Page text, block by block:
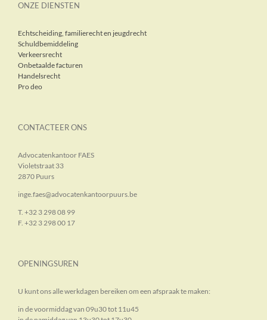
ONZE DIENSTEN
Echtscheiding, familierecht en jeugdrecht
Schuldbemiddeling
Verkeersrecht
Onbetaalde facturen
Handelsrecht
Pro deo
CONTACTEER ONS
Advocatenkantoor FAES
Violetstraat 33
2870 Puurs
inge.faes@advocatenkantoorpuurs.be
T. +32 3 298 08 99
F. +32 3 298 00 17
OPENINGSUREN
U kunt ons alle werkdagen bereiken om een afspraak te maken:
in de voormiddag van 09u30 tot 11u45